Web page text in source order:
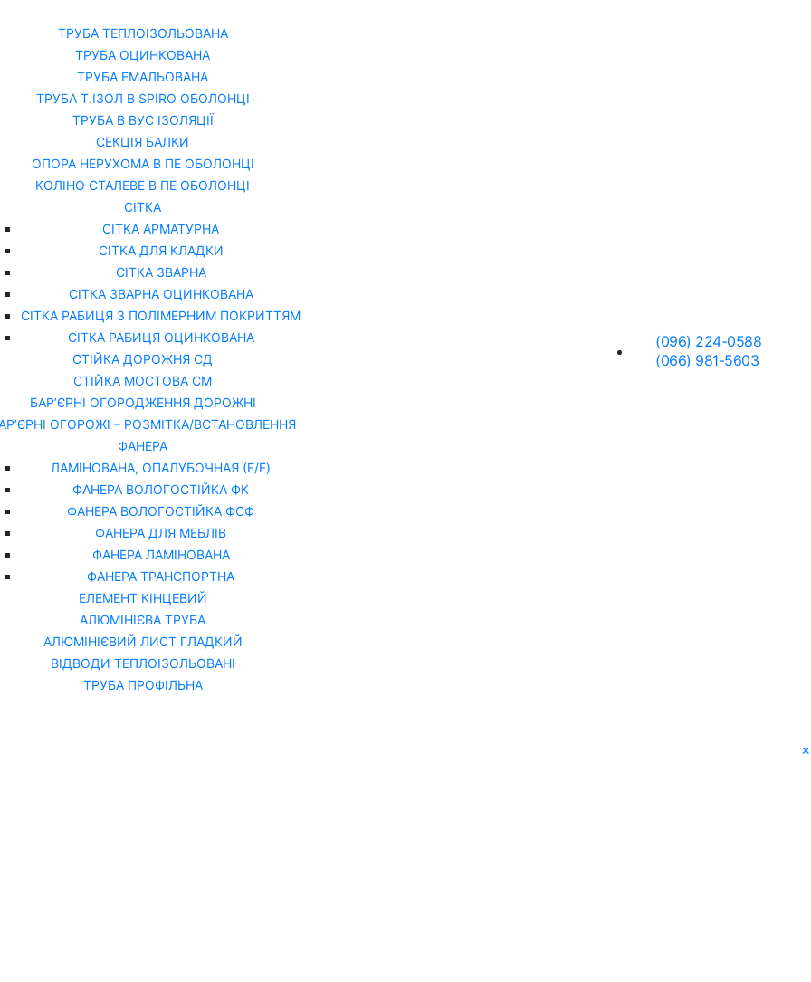
ТРУБА ТЕПЛОІЗОЛЬОВАНА
ТРУБА ОЦИНКОВАНА
ТРУБА ЕМАЛЬОВАНА
ТРУБА Т.ІЗОЛ В SPIRO ОБОЛОНЦІ
ТРУБА В ВУС ІЗОЛЯЦІЇ
СЕКЦІЯ БАЛКИ
ОПОРА НЕРУХОМА В ПЕ ОБОЛОНЦІ
КОЛІНО СТАЛЕВЕ В ПЕ ОБОЛОНЦІ
СІТКА
СІТКА АРМАТУРНА
СІТКА ДЛЯ КЛАДКИ
СІТКА ЗВАРНА
СІТКА ЗВАРНА ОЦИНКОВАНА
СІТКА РАБИЦЯ З ПОЛІМЕРНИМ ПОКРИТТЯМ
СІТКА РАБИЦЯ ОЦИНКОВАНА
СТІЙКА ДОРОЖНЯ СД
СТІЙКА МОСТОВА СМ
БАР’ЄРНІ ОГОРОДЖЕННЯ ДОРОЖНІ
ОГОРОЖІ – РОЗМІТКА/ВСТАНОВЛЕННЯ
ФАНЕРА
ЛАМІНОВАНА, ОПАЛУБОЧНАЯ (F/F)
ФАНЕРА ВОЛОГОСТІЙКА ФК
ФАНЕРА ВОЛОГОСТІЙКА ФСФ
ФАНЕРА ДЛЯ МЕБЛІВ
ФАНЕРА ЛАМІНОВАНА
ФАНЕРА ТРАНСПОРТНА
ЕЛЕМЕНТ КІНЦЕВИЙ
АЛЮМІНІЄВА ТРУБА
АЛЮМІНІЄВИЙ ЛИСТ ГЛАДКИЙ
ВІДВОДИ ТЕПЛОІЗОЛЬОВАНІ
ТРУБА ПРОФІЛЬНА
(096) 224-0588
(066) 981-5603
×